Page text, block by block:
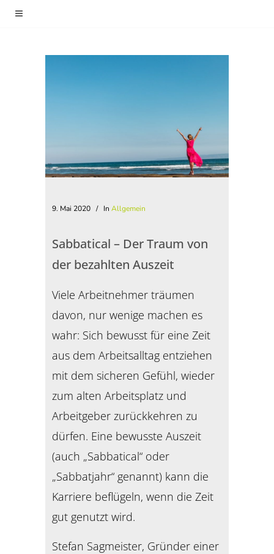
9. Mai 2020 In Allgemein
Sabbatical – Der Traum von
der bezahlten Auszeit
Viele Arbeitnehmer träumen
davon, nur wenige machen es
wahr: Sich bewusst für eine Zeit
aus dem Arbeitsalltag entziehen
mit dem sicheren Gefühl, wieder
zum alten Arbeitsplatz und
Arbeitgeber zurückkehren zu
dürfen. Eine bewusste Auszeit
(auch „Sabbatical“ oder
„Sabbatjahr“ genannt) kann die
Karriere beflügeln, wenn die Zeit
gut genutzt wird.
Stefan Sagmeister, Gründer einer